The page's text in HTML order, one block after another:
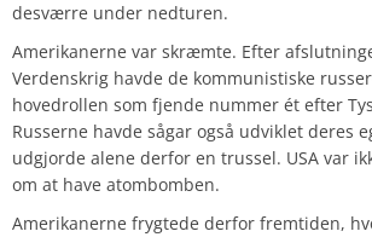
desværre under nedturen.
Amerikanerne var skræmte. Efter
Verdenskrig havde de kommunistiske
hovedrollen som fjende nummer ét efter
Russerne havde sågar også udviklet deres
udgjorde alene derfor en trussel. USA var
om at have atombomben.
Amerikanerne frygtede derfor fremtiden,